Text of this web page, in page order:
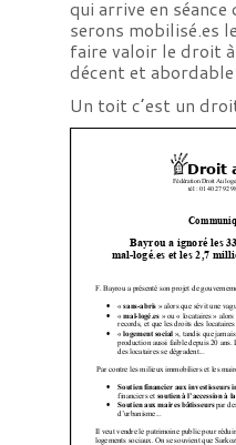
qui arrive en séance
serons mobilisé.es
faire valoir le droit
décent et
Un toit c’est un